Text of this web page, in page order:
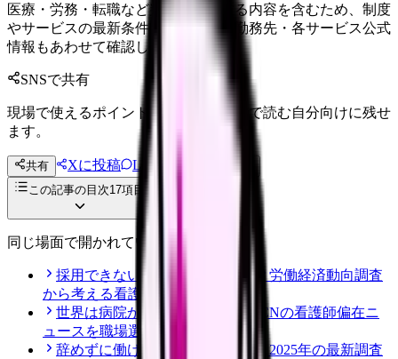
医療・労務・転職など判断に影響する内容を含むため、制度
やサービスの最新条件は公的機関・勤務先・各サービス公式
情報もあわせて確認してください。
SNSで共有
現場で使えるポイントを、同僚やあとで読む自分向けに残せ
ます。
共有 Xに投稿 LINE
投稿文コピー
この記事の目次17項目
同じ場面で開かれている記事
採用できない職場を見抜くには？労働経済動向調査
から考える看護師の面接質問
世界は病院から地域・在宅へ？ICNの看護師偏在ニ
ュースを職場選びで読む
辞めずに働ける病院は何が違う？2025年の最新調査